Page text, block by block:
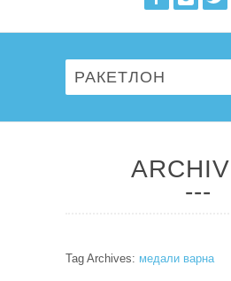
РАКЕТЛОН
Tag Archives: медали варна